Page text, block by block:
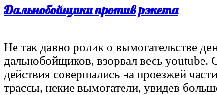
Дальнобойщики против рэкета
Не так давно ролик о вымогательстве
дальнобойщиков, взорвал весь youtube.
действия совершались на проезжей
трассы, некие вымогатели, увидев